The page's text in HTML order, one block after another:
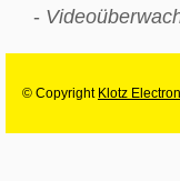
-
© Copyright Klotz